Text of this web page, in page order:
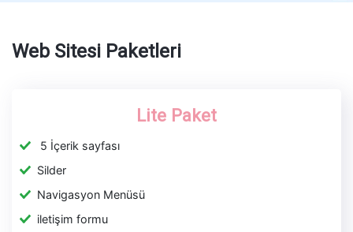
Web Sitesi Paketleri
Lite Paket
5 İçerik sayfası
Silder
Navigasyon Menüsü
iletişim formu